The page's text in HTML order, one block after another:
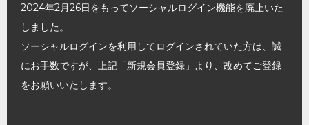
2024年2月26日をもってソーシャルログイン機能を廃止いた
しました。
ソーシャルログインを利用してログインされていた方は、誠
にお手数ですが、上記「新規会員登録」より、改めてご登録
をお願いいたします。